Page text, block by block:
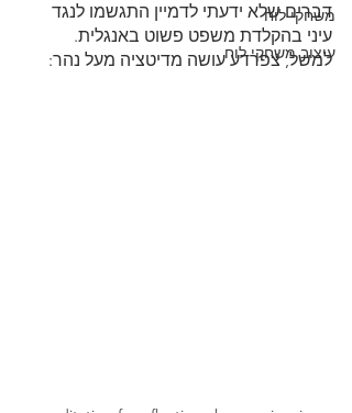
משחקי לוח
עיצוב משחקי לוח
דברים שלא ידעתי לדמיין התגשמו לנגד
עיני בהקלדת משפט פשוט באנגלית.
למשל, צפרדע עושה מדיטציה מעל נהר: